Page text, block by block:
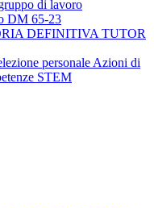
di lavoro
DM 65-23
DEFINITIVA TUTOR
personale Azioni di
STEM